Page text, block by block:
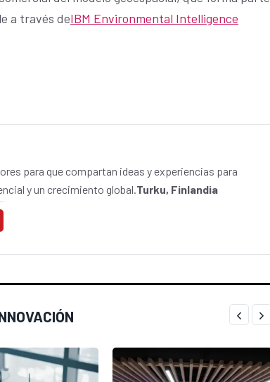
a través deIBM Environmental Intelligence
para que compartan ideas y experiencias para
y un crecimiento global.Turku, Finlandia